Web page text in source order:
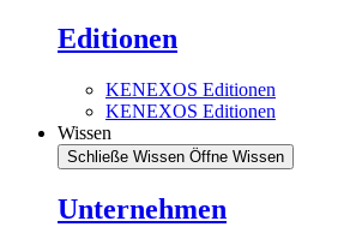
Editionen
KENEXOS Editionen
KENEXOS Editionen
Wissen
Schließe Wissen Öffne Wissen
Unternehmen